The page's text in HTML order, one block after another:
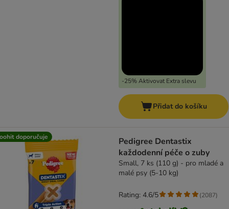
-25% Aktivovat Extra slevu
Přidat do košíku
doporučuje
Pedigree Dentastix
každodenní péče o zuby
Small, 7 ks (110 g) - pro mladé a
malé psy (5-10 kg)
Rating: 4.6/5 (2087)